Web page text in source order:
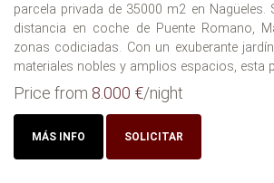
parcela privada de 35000 m2 en Nagüeles.
distancia en coche de Puente Romano,
zonas codiciadas. Con un exuberante
materiales nobles y amplios espacios, esta
Price from 8.000 €/night
MÁS INFO SOLICITAR